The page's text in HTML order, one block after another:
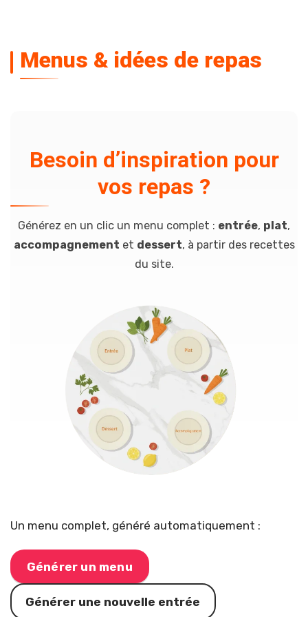
Menus & idées de repas
Besoin d’inspiration pour
vos repas ?
Générez en un clic un menu complet : entrée, plat,
accompagnement et dessert, à partir des recettes
du site.
M
e
n
Un menu complet, généré automatiquement :
Générer un menu
Générer une nouvelle entrée